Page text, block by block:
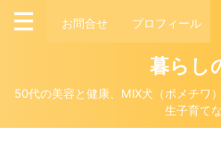
お問合せ プロフィール
暮らし
50代の美容と健康、MIX犬（ポメチワ
生子育て